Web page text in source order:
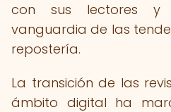
con sus lectores y
vanguardia de las
repostería.
La transición de las
ámbito digital ha